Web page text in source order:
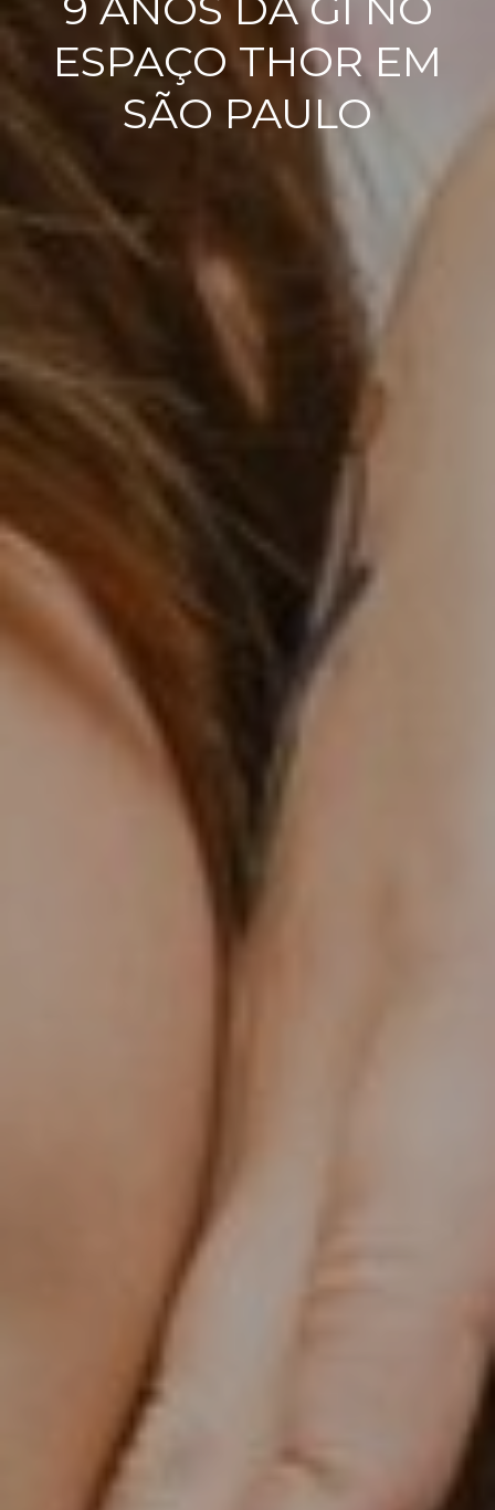
ESPAÇO THOR EM
SÃO PAULO